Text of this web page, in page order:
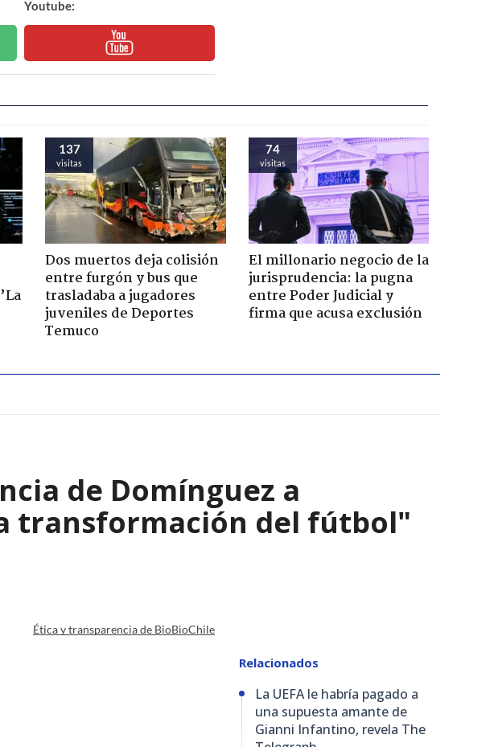
Youtube:
137
visitas
Dos muertos deja colisión
entre furgón y bus que
trasladaba a jugadores
juveniles de Deportes
Temuco
74
visitas
El millonario negocio de la
jurisprudencia: la pugna
entre Poder Judicial y
firma que acusa exclusión
de Domínguez a
transformación del fútbol"
Ética y transparencia de BioBioChile
Relacionados
La UEFA le habría pagado a
una supuesta amante de
Gianni Infantino, revela The